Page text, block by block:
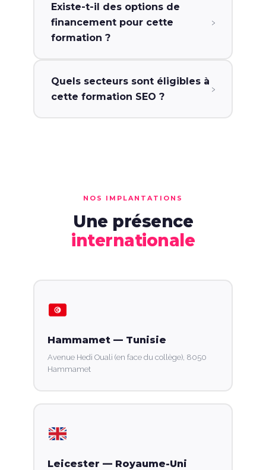
Existe-t-il des options de
financement pour cette
formation ?
›
Quels secteurs sont éligibles à
cette formation SEO ?
›
NOS IMPLANTATIONS
Une présence
internationale
Hammamet — Tunisie
Avenue Hedi Ouali (en face du collège), 8050
Hammamet
Leicester — Royaume-Uni